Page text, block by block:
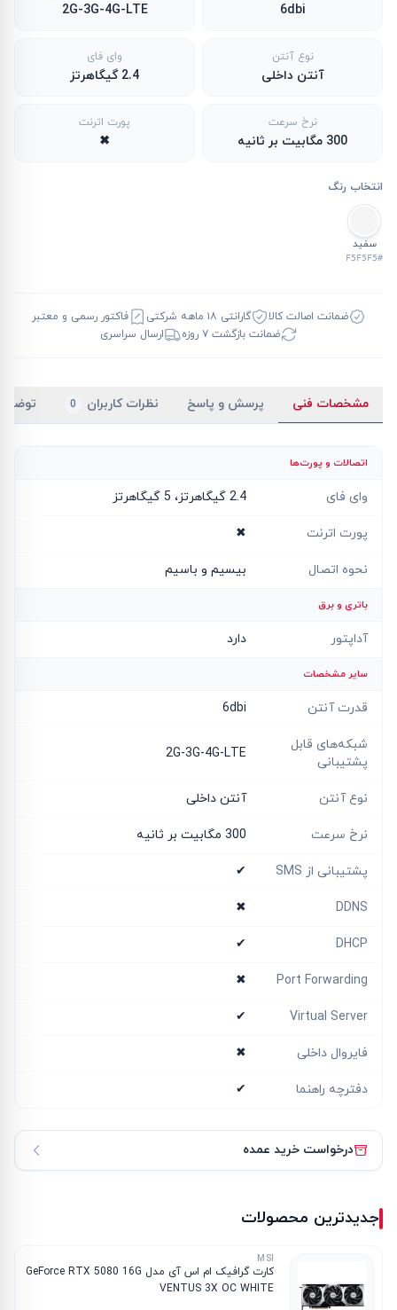
6dbi
2G-3G-4G-LTE
نوع آنتن
آنتن داخلی
وای فای
2.4 گیگاهرتز
نرخ سرعت
300 مگابیت بر ثانیه
پورت اترنت
✖
انتخاب رنگ
سفید
#F5F5F5
ضمانت اصالت کالا گارانتی ۱۸ ماهه شرکتی
فاکتور رسمی و معتبر
ضمانت بازگشت ۷ روزه
ارسال سراسری
مشخصات فنی پرسش و پاسخ نظرات کاربران 0
اتصالات و پورت‌ها
وای فای 2.4 گیگاهرتز، 5 گیگاهرتز
پورت اترنت ✖
نحوه اتصال بیسیم و باسیم
باتری و برق
آداپتور دارد
سایر مشخصات
قدرت آنتن 6dbi
شبکه‌های قابل
پشتیبانی
2G-3G-4G-LTE
نوع آنتن آنتن داخلی
نرخ سرعت 300 مگابیت بر ثانیه
پشتیبانی از SMS ✔
DDNS
✖
DHCP
✔
Port Forwarding
✖
Virtual Server
✔
فایروال داخلی ✖
دفترچه راهنما ✔
درخواست خرید عمده
جدیدترین محصولات
MSI
کارت گرافیک ام‌ اس‌ آی مدل GeForce RTX 5080 16G
VENTUS 3X OC WHITE